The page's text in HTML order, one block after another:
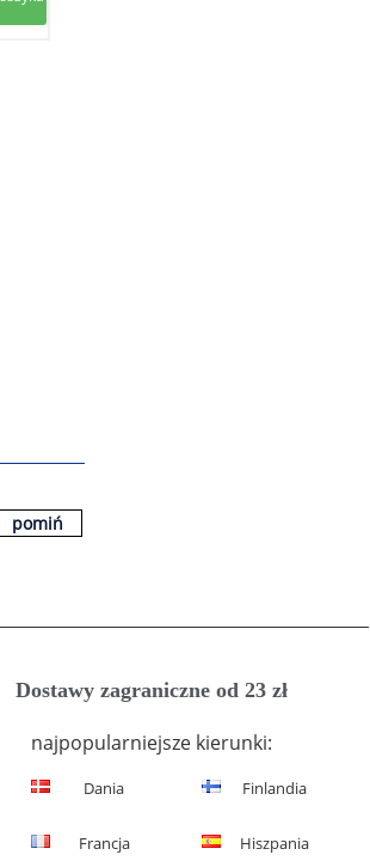
pomiń
Dostawy zagraniczne od 23 zł
najpopularniejsze kierunki:
Dania Finlandia
Francja Hiszpania